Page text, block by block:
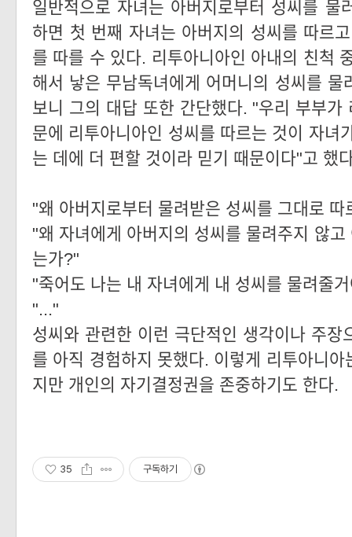
일반적으로 자녀는 아버지로부터 성씨를 물
하면 첫 번째 자녀는 아버지의 성씨를 따르
를 따를 수 있다. 리투아니아인 아내의 친척
해서 낳은 무남독녀에게 어머니의 성씨를 물
보니 그의 대답 또한 간단했다. "우리 부부가
문에 리투아니아인 성씨를 따르는 것이 자녀
는 데에 더 편할 것이라 믿기 때문이다"고 했
"왜 아버지로부터 물려받은 성씨를 그대로 따
"왜 자녀에게 아버지의 성씨를 물려주지 않
는가?"
"죽어도 나는 내 자녀에게 내 성씨를 물려줄
"..."
성씨와 관련한 이런 극단적인 생각이나 주장
를 아직 경험하지 못했다. 이렇게 리투아니
지만 개인의 자기결정권을 존중하기도 한다.
35 구독하기